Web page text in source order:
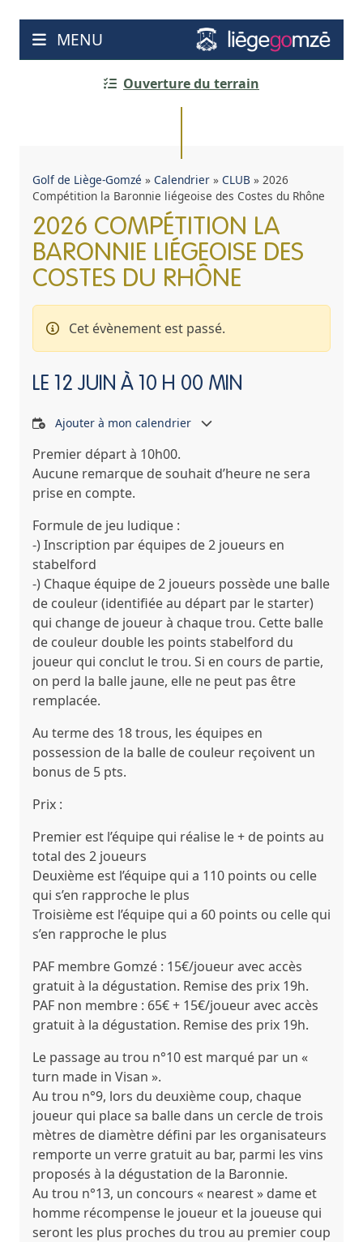
contenu
MENU
Ouverture du terrain
Golf de Liège-Gomzé » Calendrier » CLUB » 2026
Compétition la Baronnie liégeoise des Costes du Rhône
2026 COMPÉTITION LA
BARONNIE LIÉGEOISE DES
COSTES DU RHÔNE
Cet évènement est passé.
LE 12 JUIN À 10 H 00 MIN
Ajouter à mon calendrier
Premier départ à 10h00.
Aucune remarque de souhait d’heure ne sera
prise en compte.
Formule de jeu ludique :
-) Inscription par équipes de 2 joueurs en
stabelford
-) Chaque équipe de 2 joueurs possède une balle
de couleur (identifiée au départ par le starter)
qui change de joueur à chaque trou. Cette balle
de couleur double les points stabelford du
joueur qui conclut le trou. Si en cours de partie,
on perd la balle jaune, elle ne peut pas être
remplacée.
Au terme des 18 trous, les équipes en
possession de la balle de couleur reçoivent un
bonus de 5 pts.
Prix :
Premier est l’équipe qui réalise le + de points au
total des 2 joueurs
Deuxième est l’équipe qui a 110 points ou celle
qui s’en rapproche le plus
Troisième est l’équipe qui a 60 points ou celle qui
s’en rapproche le plus
PAF membre Gomzé : 15€/joueur avec accès
gratuit à la dégustation. Remise des prix 19h.
PAF non membre : 65€ + 15€/joueur avec accès
gratuit à la dégustation. Remise des prix 19h.
Le passage au trou n°10 est marqué par un «
turn made in Visan ».
Au trou n°9, lors du deuxième coup, chaque
joueur qui place sa balle dans un cercle de trois
mètres de diamètre défini par les organisateurs
remporte un verre gratuit au bar, parmi les vins
proposés à la dégustation de la Baronnie.
Au trou n°13, un concours « nearest » dame et
homme récompense le joueur et la joueuse qui
seront les plus proches du trou au premier coup